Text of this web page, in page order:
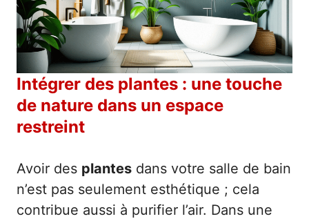
Intégrer des plantes : une touche
de nature dans un espace
restreint
Avoir des plantes dans votre salle de bain
n’est pas seulement esthétique ; cela
contribue aussi à purifier l’air. Dans une